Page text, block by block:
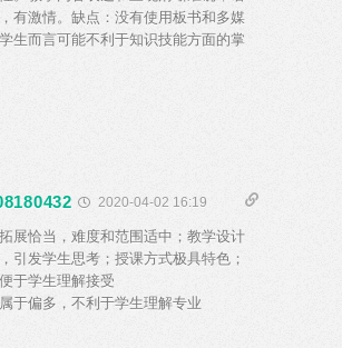
有激情。缺点：没有使用板书和多媒
生而言可能不利于知识技能方面的掌
2020-04-02 16:19
展恰当，难度和范围适中；教学设计
引发学生思考；授课方式极具特色；
于学生理解接受
于偏多，不利于学生理解专业